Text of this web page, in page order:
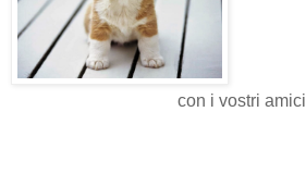
con i vostri amici